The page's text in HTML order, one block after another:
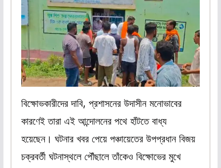
বিক্ষোভকারীদের দাবি, প্রশাসনের উদাসীন মনোভাবের
কারণেই তারা এই আন্দোলনের পথে হাঁটতে বাধ্য
হয়েছেন। ঘটনার খবর পেয়ে পঞ্চায়েতের উপপ্রধান বিজয়
চক্রবর্তী ঘটনাস্থলে পৌঁছালে তাঁকেও বিক্ষোভের মুখে